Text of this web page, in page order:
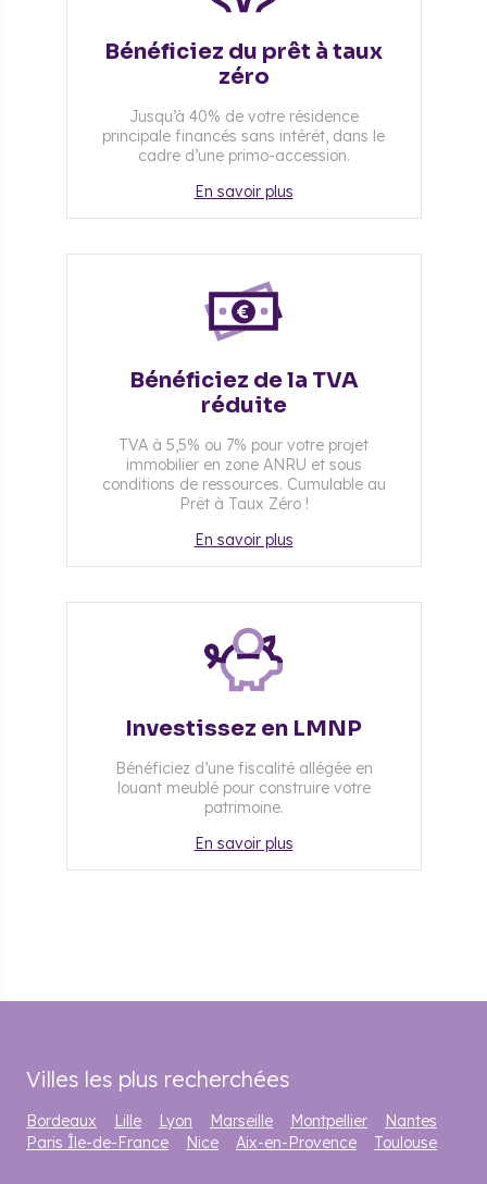
Bénéficiez du prêt à taux
zéro
Jusqu’à 40% de votre résidence
principale financés sans intérêt, dans le
cadre d’une primo-accession.
En savoir plus
Bénéficiez de la TVA
réduite
TVA à 5,5% ou 7% pour votre projet
immobilier en zone ANRU et sous
conditions de ressources. Cumulable au
Prêt à Taux Zéro !
En savoir plus
Investissez en LMNP
Bénéficiez d’une fiscalité allégée en
louant meublé pour construire votre
patrimoine.
En savoir plus
Villes les plus recherchées
Bordeaux Lille Lyon Marseille Montpellier
Nantes
Paris Île-de-France
Nice Aix-en-Provence Toulouse